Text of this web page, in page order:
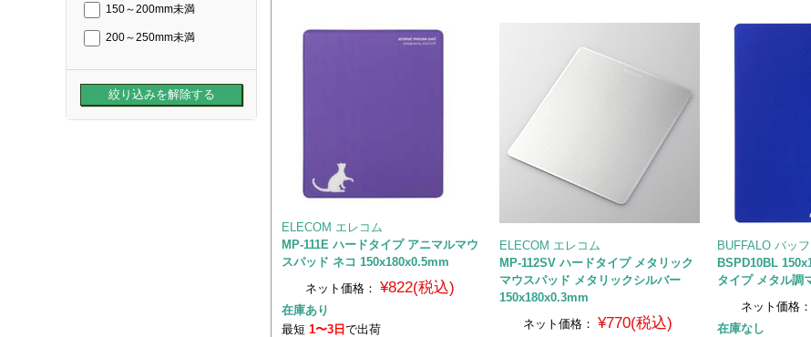
150～200mm未満
200～250mm未満
ELECOM エレコム
MP-111E ハードタイプ アニマルマウ
スパッド ネコ 150x180x0.5mm
ネット価格： ¥822(税込)
在庫あり
最短 1〜3日 で出荷
ELECOM エレコム
MP-112SV ハードタイプ メタリック
マウスパッド メタリックシルバー
150x180x0.3mm
ネット価格： ¥770(税込)
BUFFALO バッ
BSPD10BL
タイプ メタル調
ネット価格：
在庫なし